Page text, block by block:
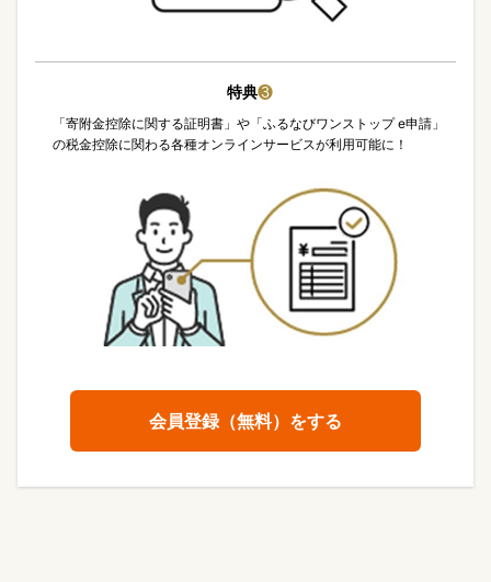
特典❸
「寄附金控除に関する証明書」や「ふるなびワンストップ e申請」
の税金控除に関わる各種オンラインサービスが利用可能に！
会員登録（無料）をする